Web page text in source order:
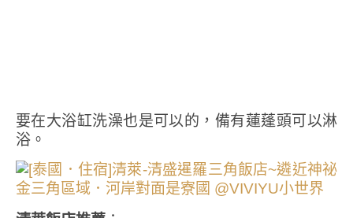
要在大浴缸洗澡也是可以的，備有蓮蓬頭可以淋
浴。